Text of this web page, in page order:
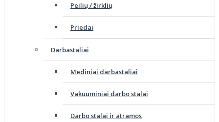
Peilių / žirklių
Priedai
Darbastaliai
Mediniai darbastaliai
Vakuuminiai darbo stalai
Darbo stalai ir atramos